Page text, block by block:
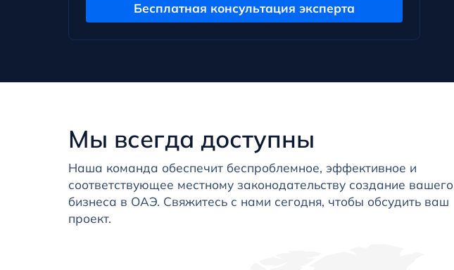
Бесплатная консультация эксперта
Мы всегда доступны
Наша команда обеспечит беспроблемное, эффективное и
соответствующее местному законодательству создание вашего
бизнеса в ОАЭ. Свяжитесь с нами сегодня, чтобы обсудить ваш
проект.